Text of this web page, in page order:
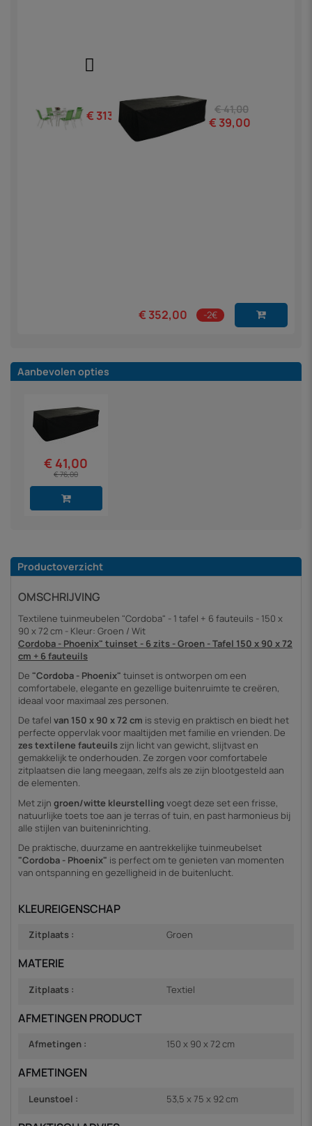
€ 313,00 € 41,00
€ 39,00
€ 352,00 -2€
Aanbevolen opties
€ 41,00
€ 76,00
Productoverzicht
OMSCHRIJVING
Textilene tuinmeubelen "Cordoba" - 1 tafel + 6 fauteuils - 150 x
90 x 72 cm - Kleur: Groen / Wit
Cordoba - Phoenix" tuinset - 6 zits - Groen - Tafel 150 x 90 x 72
cm + 6 fauteuils
De "Cordoba - Phoenix" tuinset is ontworpen om een
comfortabele, elegante en gezellige buitenruimte te creëren,
ideaal voor maximaal zes personen.
De tafel van 150 x 90 x 72 cm is stevig en praktisch en biedt het
perfecte oppervlak voor maaltijden met familie en vrienden. De
zes textilene fauteuilszijn licht van gewicht, slijtvast en
gemakkelijk te onderhouden. Ze zorgen voor comfortabele
zitplaatsen die lang meegaan, zelfs als ze zijn blootgesteld aan
de elementen.
Met zijn groen/witte kleurstelling voegt deze set een frisse,
natuurlijke toets toe aan je terras of tuin, en past harmonieus bij
alle stijlen van buiteninrichting.
De praktische, duurzame en aantrekkelijke tuinmeubelset
"Cordoba - Phoenix" is perfect om te genieten van momenten
van ontspanning en gezelligheid in de buitenlucht.
KLEUREIGENSCHAP
Zitplaats : Groen
MATERIE
Zitplaats : Textiel
AFMETINGEN PRODUCT
Afmetingen : 150 x 90 x 72 cm
AFMETINGEN
Leunstoel : 53,5 x 75 x 92 cm